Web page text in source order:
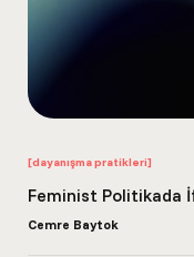
[dayanışma pratikleri]
Feminist Politikada
Cemre Baytok